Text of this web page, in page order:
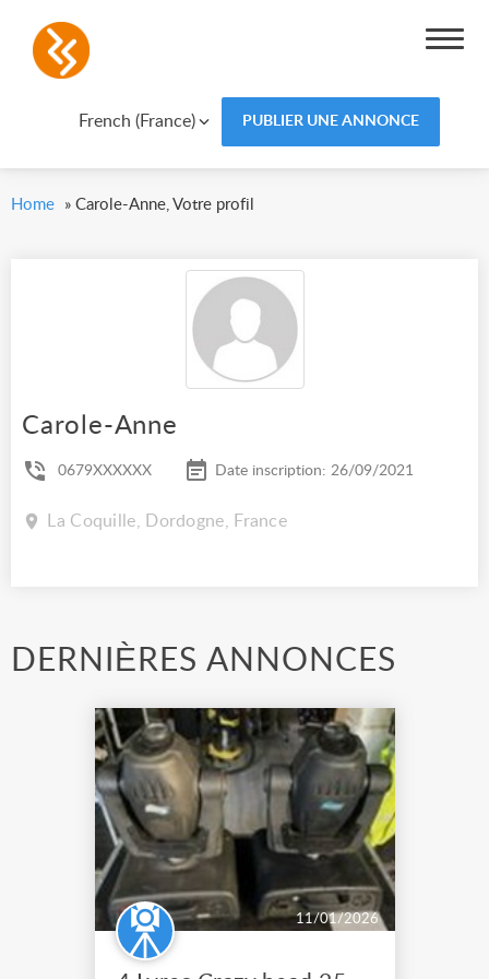
French (France) PUBLIER UNE ANNONCE
Home » Carole-Anne, Votre profil
Carole-Anne
0679XXXXXX Date inscription: 26/09/2021
La Coquille, Dordogne, France
DERNIÈRES ANNONCES
11/01/2026